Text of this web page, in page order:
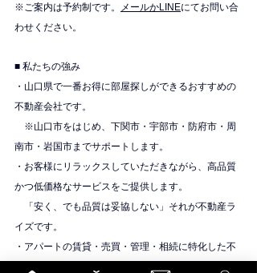
※ご案内は予約制です。
メールかLINEにてお問い合
わせください。
■ 私たちの強み
・山口県で一番お得に部屋探しができるおすすめの
不動産会社です。
※山口市をはじめ、下関市・宇部市・防府市・周
南市・岩国市までサポートします。
・お客様にリラックスしていただきながら、高品質
かつ低価格なサービスをご提供します。
「安く、でも品質は妥協しない」それが不動産ラ
イズです。
・アパートの賃貸・売買・管理・相続に特化した不